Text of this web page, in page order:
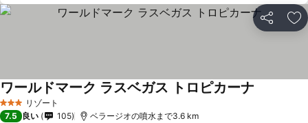
シェア お
3 ホテルのランク
リゾート
ワールドマーク ラスベガス トロピカーナ
7.5 良い 105 ベラージオの噴水まで3.6 km